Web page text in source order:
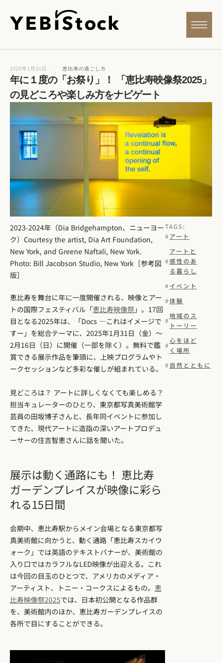
2025年1月31日 · 恵比寿の過ごし方
年に１度の「お祭り」！ 「恵比寿映像祭2025」
の見どころや楽しみ方をナビゲート
2023-2024年（Dia Bridgehampton、ニューヨー
ク）Courtesy the artist, Dia Art Foundation,
New York, and Greene Naftali, New York.
Photo: Bill Jacobson Studio, New York［参考図
版］
恵比寿を舞台に年に一度開催される、映像とアー
トの国際フェスティバル「恵比寿映像祭」。17回
目となる2025年は、「Docs ―これはイメージで
すー」を総合テーマに、2025年1月31日（金）〜
2月16日（日）に開催（一部を除く）。無料で鑑
賞できる展示作品を筆頭に、上映プログラムやト
ークセッションなど多彩な催しが組まれている。
見どころは？ アートに詳しくなくても楽しめる？
担当キュレーターのひとり、東京都写真美術館学
芸員の田坂博子さんと、長年同イベントに参加し
てきた、現代アートに造詣の深いアートプロデュ
ーサーの住吉智恵さんに話を聞いた。
展示は動く通路にも！ 恵比寿
ガーデンプレイスが映像に彩ら
れる15日間
会期中、恵比寿駅からメイン会場となる東京都写
真美術館に向かうと、動く通路「恵比寿スカイウ
ォーク」では英語のテキストバナーが、美術館の
入り口ではカラフルなLED映像が出迎える。これ
は今回の目玉のひとつで、アメリカのメディア・
アーティスト、トニー・コークスによるもの。 恵
比寿映像祭2025では、日本初公開となる作品群
を、美術館内のほか、恵比寿ガーデンプレイスの
各所で目にすることができる。
TAGS:
アート
アートと
感性のあ
る暮らし
イベント
体験
地域のス
トーリー
心をほど
く場所
自然とともに